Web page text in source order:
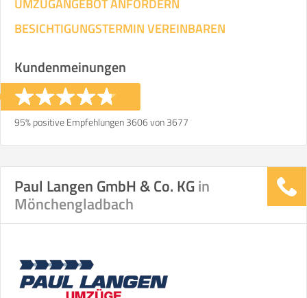
UMZUGANGEBOT ANFORDERN
BESICHTIGUNGSTERMIN VEREINBAREN
Kundenmeinungen
95% positive Empfehlungen 3606 von 3677
Paul Langen GmbH & Co. KGin
Mönchengladbach